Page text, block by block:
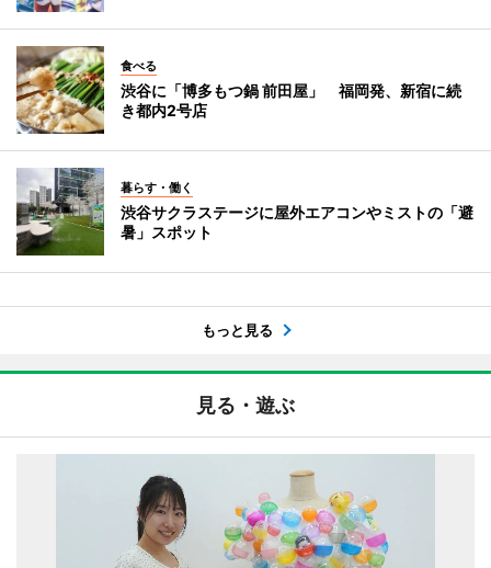
食べる
渋谷に「博多もつ鍋 前田屋」 福岡発、新宿に続
き都内2号店
暮らす・働く
渋谷サクラステージに屋外エアコンやミストの「避
暑」スポット
もっと見る
見る・遊ぶ